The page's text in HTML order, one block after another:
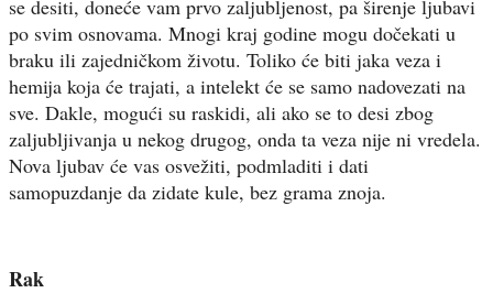
se desiti, doneće vam prvo zaljubljenost, pa širenje ljubavi
po svim osnovama. Mnogi kraj godine mogu dočekati u
braku ili zajedničkom životu. Toliko će biti jaka veza i
hemija koja će trajati, a intelekt će se samo nadovezati na
sve. Dakle, mogući su raskidi, ali ako se to desi zbog
zaljubljivanja u nekog drugog, onda ta veza nije ni vredela.
Nova ljubav će vas osvežiti, podmladiti i dati
samopuzdanje da zidate kule, bez grama znoja.
Rak